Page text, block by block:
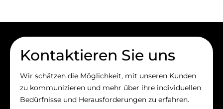
Kontaktieren Sie uns
Wir schätzen die Möglichkeit, mit unseren Kunden
zu kommunizieren und mehr über ihre individuellen
Bedürfnisse und Herausforderungen zu erfahren.